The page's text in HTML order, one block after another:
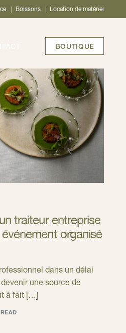
Boissons Location de matériel
BOUTIQUE
traiteur entreprise
organisé
dans un délai
une source de
à fait […]